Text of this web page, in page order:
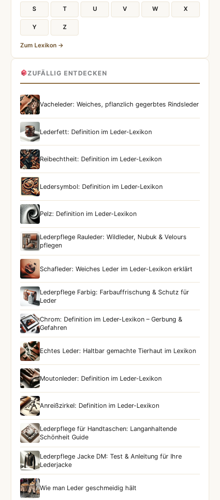
S T U V W X
Y Z
Zum Lexikon →
ZUFÄLLIG ENTDECKEN
Vacheleder: Weiches, pflanzlich gegerbtes Rindsleder
Lederfett: Definition im Leder-Lexikon
Reibechtheit: Definition im Leder-Lexikon
Ledersymbol: Definition im Leder-Lexikon
Pelz: Definition im Leder-Lexikon
Lederpflege Rauleder: Wildleder, Nubuk & Velours
pflegen
Schafleder: Weiches Leder im Leder-Lexikon erklärt
Lederpflege Farbig: Farbauffrischung & Schutz für
Leder
Chrom: Definition im Leder-Lexikon – Gerbung &
Gefahren
Echtes Leder: Haltbar gemachte Tierhaut im Lexikon
Moutonleder: Definition im Leder-Lexikon
Anreißzirkel: Definition im Leder-Lexikon
Lederpflege für Handtaschen: Langanhaltende
Schönheit Guide
Lederpflege Jacke DM: Test & Anleitung für Ihre
Lederjacke
Wie man Leder geschmeidig hält